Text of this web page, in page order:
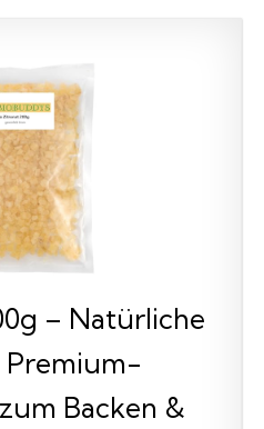
– Natürliche
Premium-
Backen &